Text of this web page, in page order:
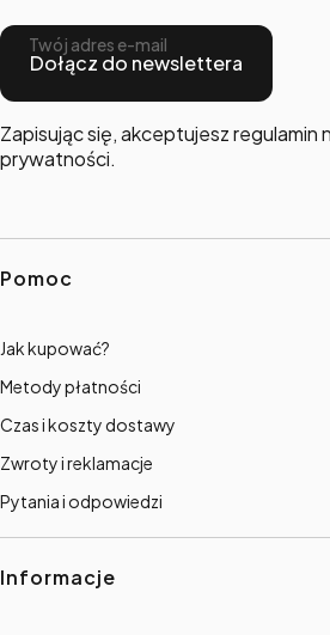
Twój adres e-mail
Dołącz do newslettera
Zapisując się, akceptujesz
prywatności.
Linki w stopce
Pomoc
Jak kupować?
Metody płatności
Czas i koszty dostawy
Zwroty i reklamacje
Pytania i odpowiedzi
Informacje